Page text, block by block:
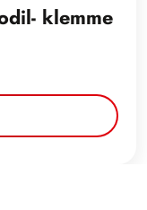
klemme